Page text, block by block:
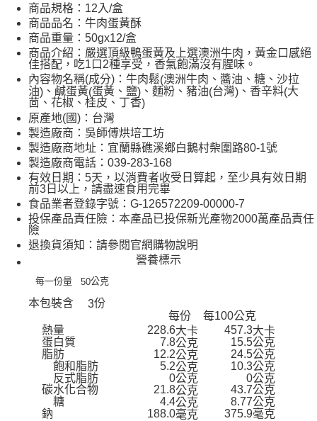
商品規格：12入/盒
商品品名：牛肉蛋黃酥
商品重量：50gx12/盒
商品介紹：嚴選頂級鴨蛋黃及上選澳洲牛肉，黃金口感絕
佳搭配，吃1口2種享受，香氣飽滿沒有腥味。
內容物名稱(成分)：牛肉鬆(澳洲牛肉、醬油、糖、沙拉
油) 、鹹蛋黃(蛋黃、鹽) 、麵粉、豬油(台灣) 、香辛料(大
茴、花椒、桂皮、丁香)
原產地(國)：台灣
製造廠商：吳師傅烘培工坊
製造廠商地址：宜蘭縣礁溪鄉白鵝村柴圍路80-1號
製造廠商電話：039-283-168
有效日期：5天，以消費者收受日算起，至少具有效日期
前3日以上，請盡速食用完畢
食品業者登錄字號：G-126572209-00000-7
投保產品責任險：本產品已投保新光產物2000萬產品責任
險
退換貨須知：請參閱官網購物說明
營養標示
每一份量 50公克
本包裝含 3份
每份
每100公克
熱量
228.6大卡 457.3大卡
蛋白質
7.8公克
15.5公克
脂肪
12.2公克
24.5公克
飽和脂肪
5.2公克
10.3公克
反式脂肪
0公克
0公克
碳水化合物
21.8公克
43.7公克
糖
4.4公克
8.77公克
鈉
188.0毫克
375.9毫克